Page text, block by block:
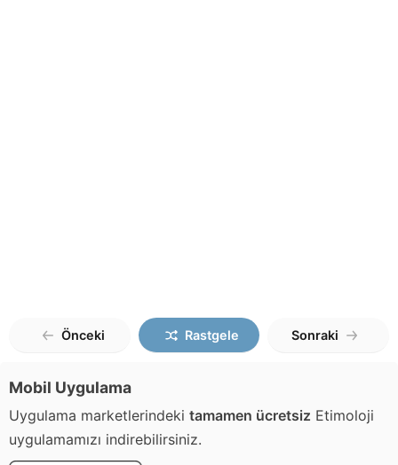
Önceki Rastgele Sonraki
Mobil Uygulama
Uygulama marketlerindeki tamamen ücretsiz Etimoloji
uygulamamızı indirebilirsiniz.